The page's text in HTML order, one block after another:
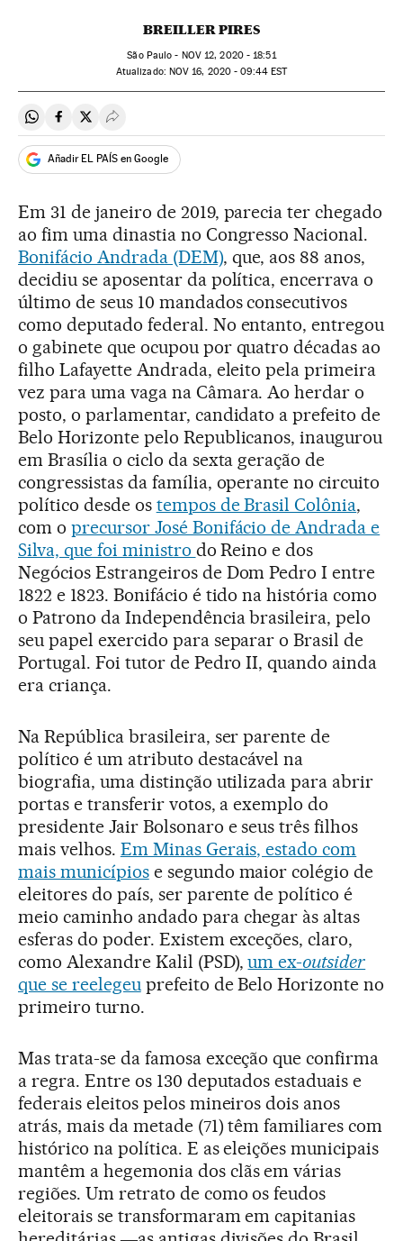
BREILLER PIRES
São Paulo - NOV12, 2020 - 18:51
atualizado: NOV 16, 2020 - 09:44EST
Compartir en Whatsapp
Compartir en Facebook
Compartir en Twitter
Desplegar Redes Sociales
Añadir EL PAÍS en Google
Em 31 de janeiro de 2019, parecia ter chegado
ao fim uma dinastia no Congresso Nacional.
Bonifácio Andrada (DEM), que, aos 88 anos,
decidiu se aposentar da política, encerrava o
último de seus 10 mandados consecutivos
como deputado federal. No entanto, entregou
o gabinete que ocupou por quatro décadas ao
filho Lafayette Andrada, eleito pela primeira
vez para uma vaga na Câmara. Ao herdar o
posto, o parlamentar, candidato a prefeito de
Belo Horizonte pelo Republicanos, inaugurou
em Brasília o ciclo da sexta geração de
congressistas da família, operante no circuito
político desde os tempos de Brasil Colônia,
com o precursor José Bonifácio de Andrada e
Silva, que foi ministro do Reino e dos
Negócios Estrangeiros de Dom Pedro I entre
1822 e 1823. Bonifácio é tido na história como
o Patrono da Independência brasileira, pelo
seu papel exercido para separar o Brasil de
Portugal. Foi tutor de Pedro II, quando ainda
era criança.
Na República brasileira, ser parente de
político é um atributo destacável na
biografia, uma distinção utilizada para abrir
portas e transferir votos, a exemplo do
presidente Jair Bolsonaro e seus três filhos
mais velhos. Em Minas Gerais, estado com
mais municípiose segundo maior colégio de
eleitores do país, ser parente de político é
meio caminho andado para chegar às altas
esferas do poder. Existem exceções, claro,
como Alexandre Kalil (PSD),um ex-outsider
que se reelegeuprefeito de Belo Horizonte no
primeiro turno.
Mas trata-se da famosa exceção que confirma
a regra. Entre os 130 deputados estaduais e
federais eleitos pelos mineiros dois anos
atrás, mais da metade (71) têm familiares com
histórico na política. E as eleições municipais
mantêm a hegemonia dos clãs em várias
regiões. Um retrato de como os feudos
eleitorais se transformaram em capitanias